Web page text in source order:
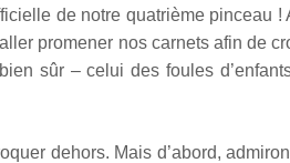
de notre quatrième pinceau !
promener nos carnets afin de
sûr – celui des foules
dehors. Mais d’abord,